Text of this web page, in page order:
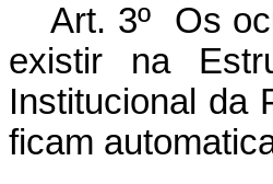
Art. 3º Os
existir na
Institucional da
ficam